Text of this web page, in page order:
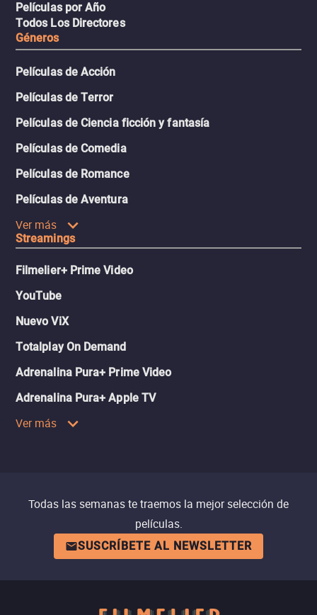
Películas por Año
Todos Los Directores
Géneros
Películas de Acción
Películas de Terror
Películas de Ciencia ficción y fantasía
Películas de Comedia
Películas de Romance
Películas de Aventura
Ver más
Streamings
Filmelier+ Prime Video
YouTube
Nuevo ViX
Totalplay On Demand
Adrenalina Pura+ Prime Video
Adrenalina Pura+ Apple TV
Ver más
Todas las semanas te traemos la mejor selección de
películas.
SUSCRÍBETE AL NEWSLETTER